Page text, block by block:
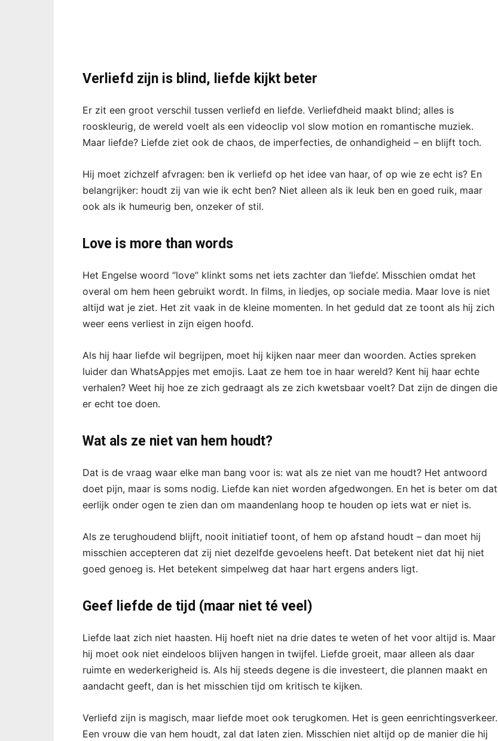
Verliefd zijn is blind, liefde kijkt beter
Er zit een groot verschil tussen verliefd en liefde. Verliefdheid maakt blind; alles is
rooskleurig, de wereld voelt als een videoclip vol slow motion en romantische muziek.
Maar liefde? Liefde ziet ook de chaos, de imperfecties, de onhandigheid – en blijft toch.
Hij moet zichzelf afvragen: ben ik verliefd op het idee van haar, of op wie ze echt is? En
belangrijker: houdt zij van wie ik echt ben? Niet alleen als ik leuk ben en goed ruik, maar
ook als ik humeurig ben, onzeker of stil.
Love is more than words
Het Engelse woord “love” klinkt soms net iets zachter dan ‘liefde’. Misschien omdat het
overal om hem heen gebruikt wordt. In films, in liedjes, op sociale media. Maar love is niet
altijd wat je ziet. Het zit vaak in de kleine momenten. In het geduld dat ze toont als hij zich
weer eens verliest in zijn eigen hoofd.
Als hij haar liefde wil begrijpen, moet hij kijken naar meer dan woorden. Acties spreken
luider dan WhatsAppjes met emojis. Laat ze hem toe in haar wereld? Kent hij haar echte
verhalen? Weet hij hoe ze zich gedraagt als ze zich kwetsbaar voelt? Dat zijn de dingen die
er echt toe doen.
Wat als ze niet van hem houdt?
Dat is de vraag waar elke man bang voor is: wat als ze niet van me houdt? Het antwoord
doet pijn, maar is soms nodig. Liefde kan niet worden afgedwongen. En het is beter om dat
eerlijk onder ogen te zien dan om maandenlang hoop te houden op iets wat er niet is.
Als ze terughoudend blijft, nooit initiatief toont, of hem op afstand houdt – dan moet hij
misschien accepteren dat zij niet dezelfde gevoelens heeft. Dat betekent niet dat hij niet
goed genoeg is. Het betekent simpelweg dat haar hart ergens anders ligt.
Geef liefde de tijd (maar niet té veel)
Liefde laat zich niet haasten. Hij hoeft niet na drie dates te weten of het voor altijd is. Maar
hij moet ook niet eindeloos blijven hangen in twijfel. Liefde groeit, maar alleen als daar
ruimte en wederkerigheid is. Als hij steeds degene is die investeert, die plannen maakt en
aandacht geeft, dan is het misschien tijd om kritisch te kijken.
Verliefd zijn is magisch, maar liefde moet ook terugkomen. Het is geen eenrichtingsverkeer.
Een vrouw die van hem houdt, zal dat laten zien. Misschien niet altijd op de manier die hij